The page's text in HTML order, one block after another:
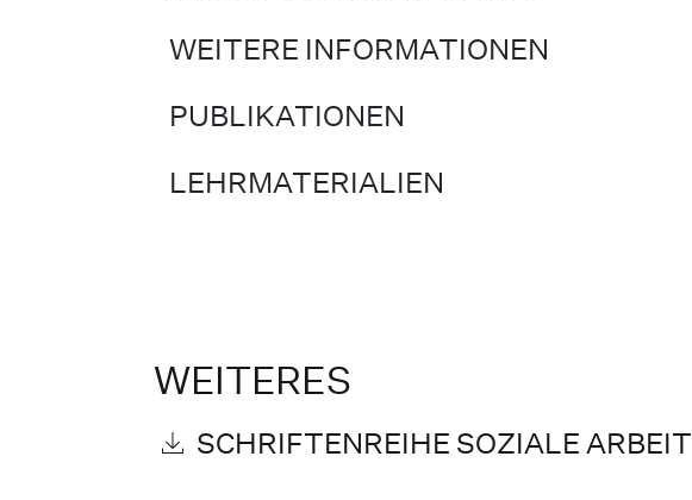
WEITERE INFORMATIONEN
PUBLIKATIONEN
LEHRMATERIALIEN
WEITERES
SCHRIFTENREIHE SOZIALE ARBEIT